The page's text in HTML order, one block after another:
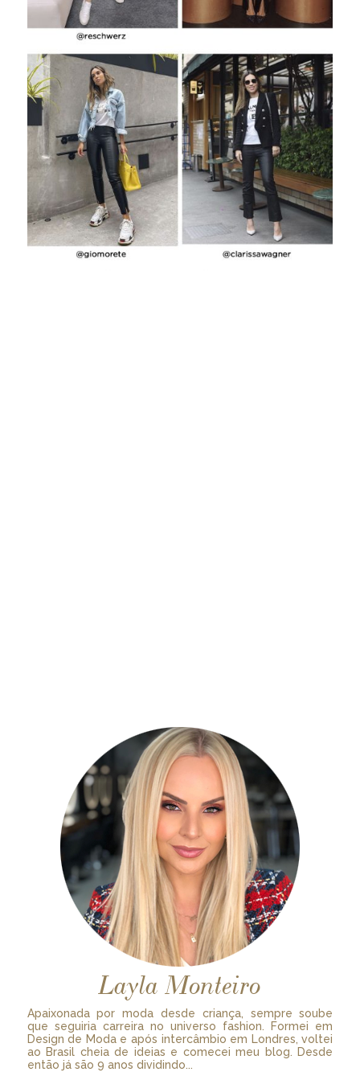
Layla Monteiro
Apaixonada por moda desde criança, sempre soube
que seguiria carreira no universo fashion. Formei em
Design de Moda e após intercâmbio em Londres, voltei
ao Brasil cheia de ideias e comecei meu blog. Desde
então já são 9 anos dividindo...